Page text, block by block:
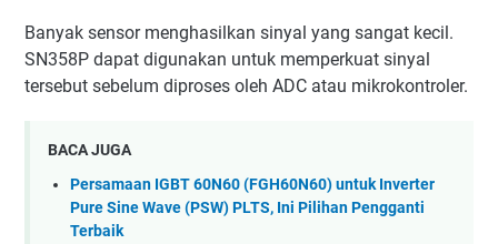
Banyak sensor menghasilkan sinyal yang sangat kecil.
SN358P dapat digunakan untuk memperkuat sinyal
tersebut sebelum diproses oleh ADC atau mikrokontroler.
BACA JUGA
Persamaan IGBT 60N60 (FGH60N60) untuk Inverter
Pure Sine Wave (PSW) PLTS, Ini Pilihan Pengganti
Terbaik